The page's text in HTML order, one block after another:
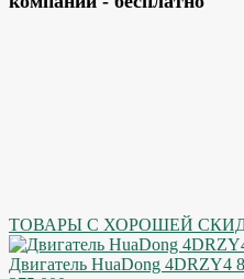
ТОВАРЫ С ХОРОШЕЙ
Двигатель HuaDong 4DRZY4